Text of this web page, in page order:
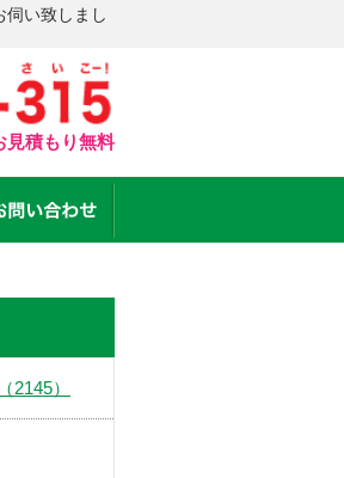
伺い致しまし
見積もり無料
2145）